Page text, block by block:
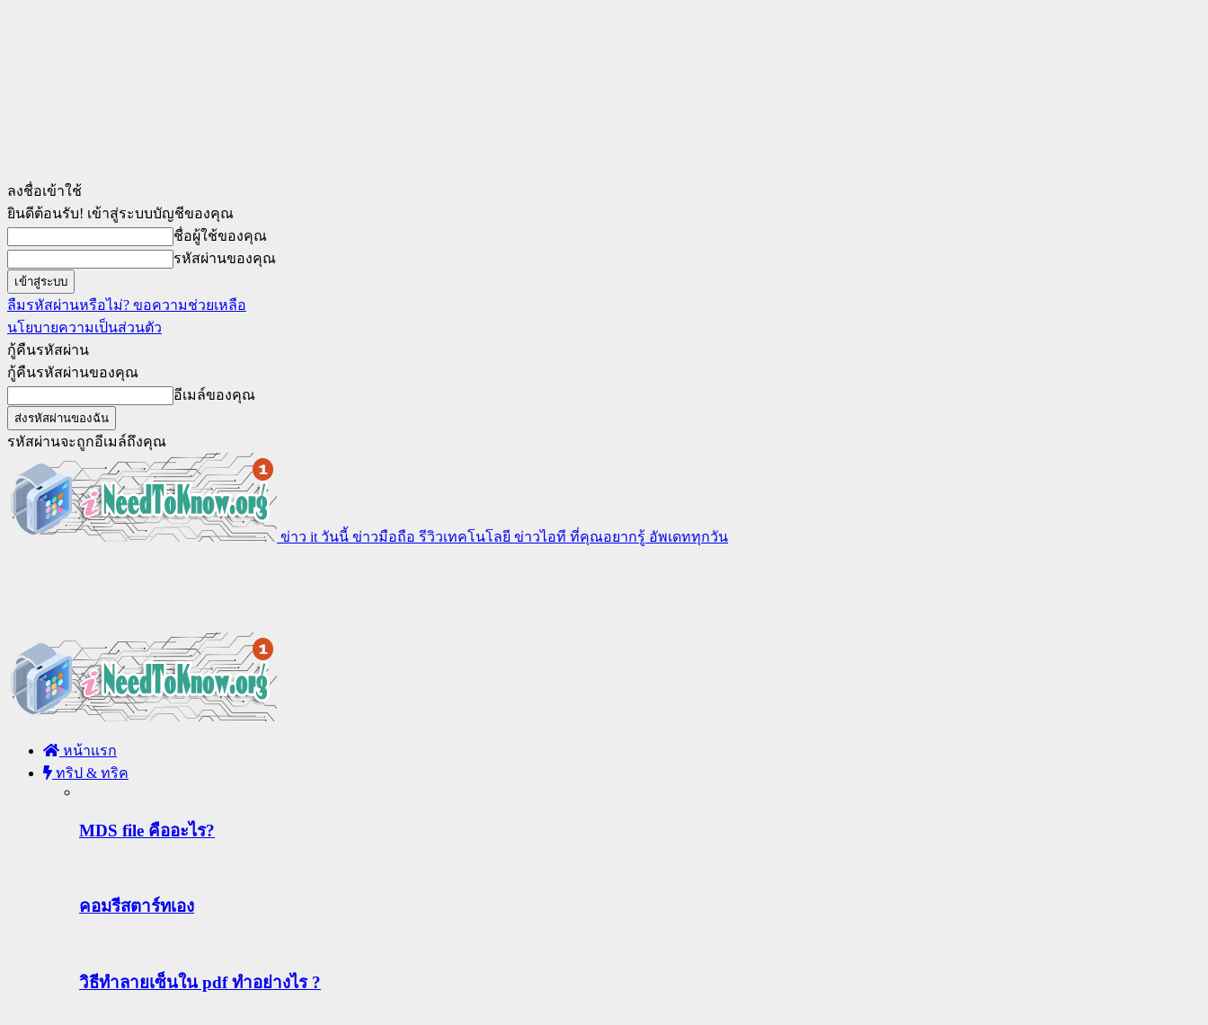
ลงชื่อเข้าใช้
ยินดีต้อนรับ! เข้าสู่ระบบบัญชีของคุณ
ชื่อผู้ใช้ของคุณ
รหัสผ่านของคุณ
ลืมรหัสผ่านหรือไม่? ขอความช่วยเหลือ
นโยบายความเป็นส่วนตัว
กู้คืนรหัสผ่าน
กู้คืนรหัสผ่านของคุณ
อีเมล์ของคุณ
รหัสผ่านจะถูกอีเมล์ถึงคุณ
ข่าว it วันนี้ ข่าวมือถือ รีวิวเทคโนโลยี ข่าวไอที ที่คุณอยากรู้ อัพเดททุกวัน
หน้าแรก
ทริป & ทริค
MDS file คืออะไร?
คอมรีสตาร์ทเอง
วิธีทําลายเซ็นใน pdf ทำอย่างไร ?